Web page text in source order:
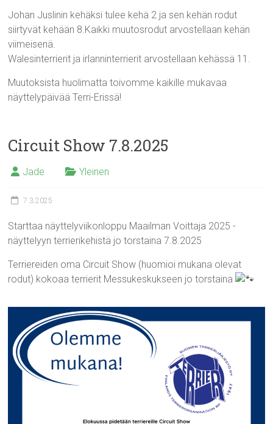
Johan Juslinin kehäksi tulee kehä 2 ja sen kehän rodut
siirtyvät kehään 8.Kaikki muutosrodut arvostellaan kehän
viimeisenä.
Walesinterrierit ja irlanninterrierit arvostellaan kehässä 11.
Muutoksista huolimatta toivomme kaikille mukavaa
näyttelypäivää Terri-Erissä!
Circuit Show 7.8.2025
Jade Yleinen
7.3.2025
Starttaa näyttelyviikonloppu Maailman Voittaja 2025 -
näyttelyyn terrierikehistä jo torstaina 7.8.2025
Terriereiden oma Circuit Show (huomioi mukana olevat
rodut) kokoaa terrierit Messukeskukseen jo torstaina